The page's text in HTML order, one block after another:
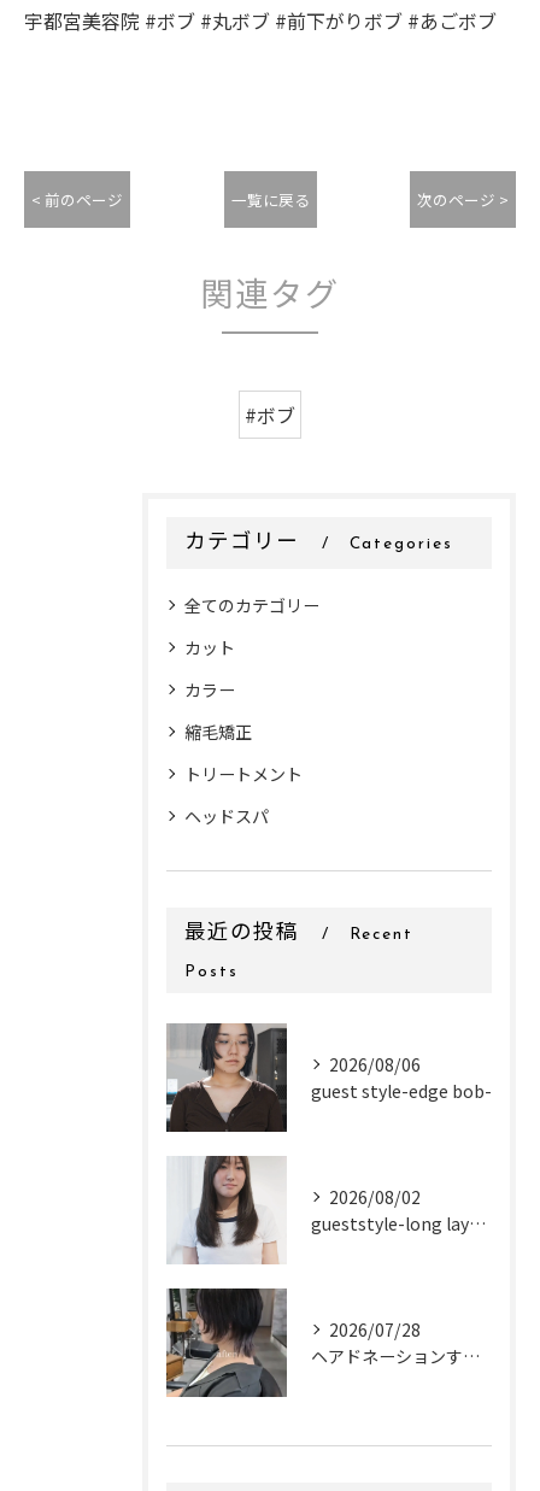
宇都宮美容院 #ボブ #丸ボブ #前下がりボブ #あごボブ
< 前のページ 一覧に戻る 次のページ >
関連タグ
#ボブ
カテゴリー Categories
全てのカテゴリー
カット
カラー
縮毛矯正
トリートメント
ヘッドスパ
最近の投稿 Recent
Posts
2026/08/06
guest style-edge bob-
2026/08/02
gueststyle-long layer-
2026/07/28
ヘアドネーションするお客様✂